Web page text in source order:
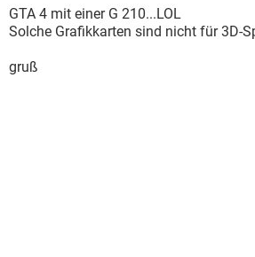
GTA 4 mit einer G 210...LOL
Solche Grafikkarten sind nicht für 3D-
gruß